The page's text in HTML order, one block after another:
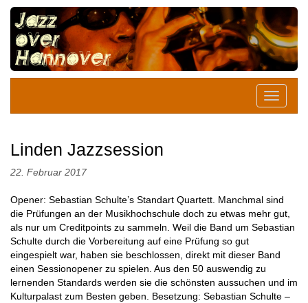
Linden Jazzsession
22. Februar 2017
Opener: Sebastian Schulte’s Standart Quartett. Manchmal sind
die Prüfungen an der Musikhochschule doch zu etwas mehr gut,
als nur um Creditpoints zu sammeln. Weil die Band um Sebastian
Schulte durch die Vorbereitung auf eine Prüfung so gut
eingespielt war, haben sie beschlossen, direkt mit dieser Band
einen Sessionopener zu spielen. Aus den 50 auswendig zu
lernenden Standards werden sie die schönsten aussuchen und im
Kulturpalast zum Besten geben. Besetzung: Sebastian Schulte –